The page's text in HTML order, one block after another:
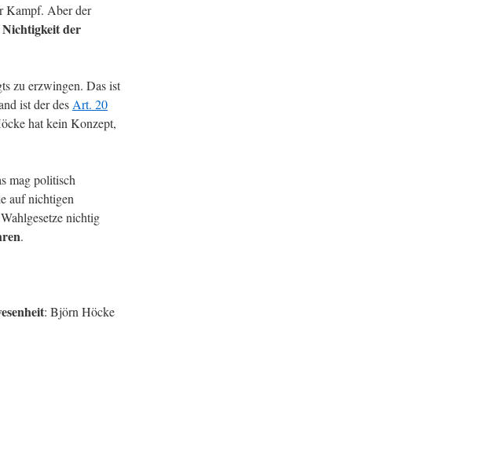
Kampf. Aber der
Nichtigkeit der
zu erzwingen. Das ist
ist der des Art. 20
hat kein Konzept,
mag politisch
auf nichtigen
nichtig
.
: Björn Höcke